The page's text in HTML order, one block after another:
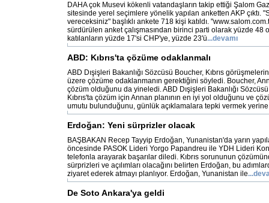
DAHA çok Musevi kökenli vatandaşların takip ettiği Şalom
sitesinde yerel seçimlere yönelik yapılan anketten AKP çıktı.
vereceksiniz" başlıklı ankete 718 kişi katıldı.
sürdürülen anket çalışmasından birinci parti olarak yüzde 48
katılanların yüzde 17'si CHP'ye, yüzde 23'ü...devamı
ABD: Kıbrıs'ta çözüme odaklanmalı
ABD Dışişleri Bakanlığı Sözcüsü Boucher, Kıbrıs
üzere çözüme odaklanmanın gerektiğini söyledi. Boucher,
çözüm olduğunu da yineledi. ABD Dışişleri Bakanlığı
Kıbrıs'ta çözüm için Annan planının en iyi yol olduğunu ve
umutu bulunduğunu, günlük açıklamalara tepki vermek
Erdoğan: Yeni sürprizler olacak
BAŞBAKAN Recep Tayyip Erdoğan, Yunanistan'da yarın
öncesinde PASOK Lideri Yorgo Papandreu ile YDH Lideri
telefonla arayarak başarılar diledi. Kıbrıs sorununun
sürprizleri ve açılımları olacağını belirten Erdoğan, bu
ziyaret ederek atmayı planlıyor. Erdoğan, Yunanistan ile
De Soto Ankara'ya geldi